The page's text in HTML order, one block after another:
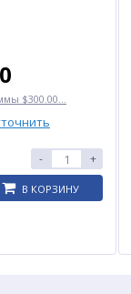
$300.00...
- +
В КОРЗИНУ